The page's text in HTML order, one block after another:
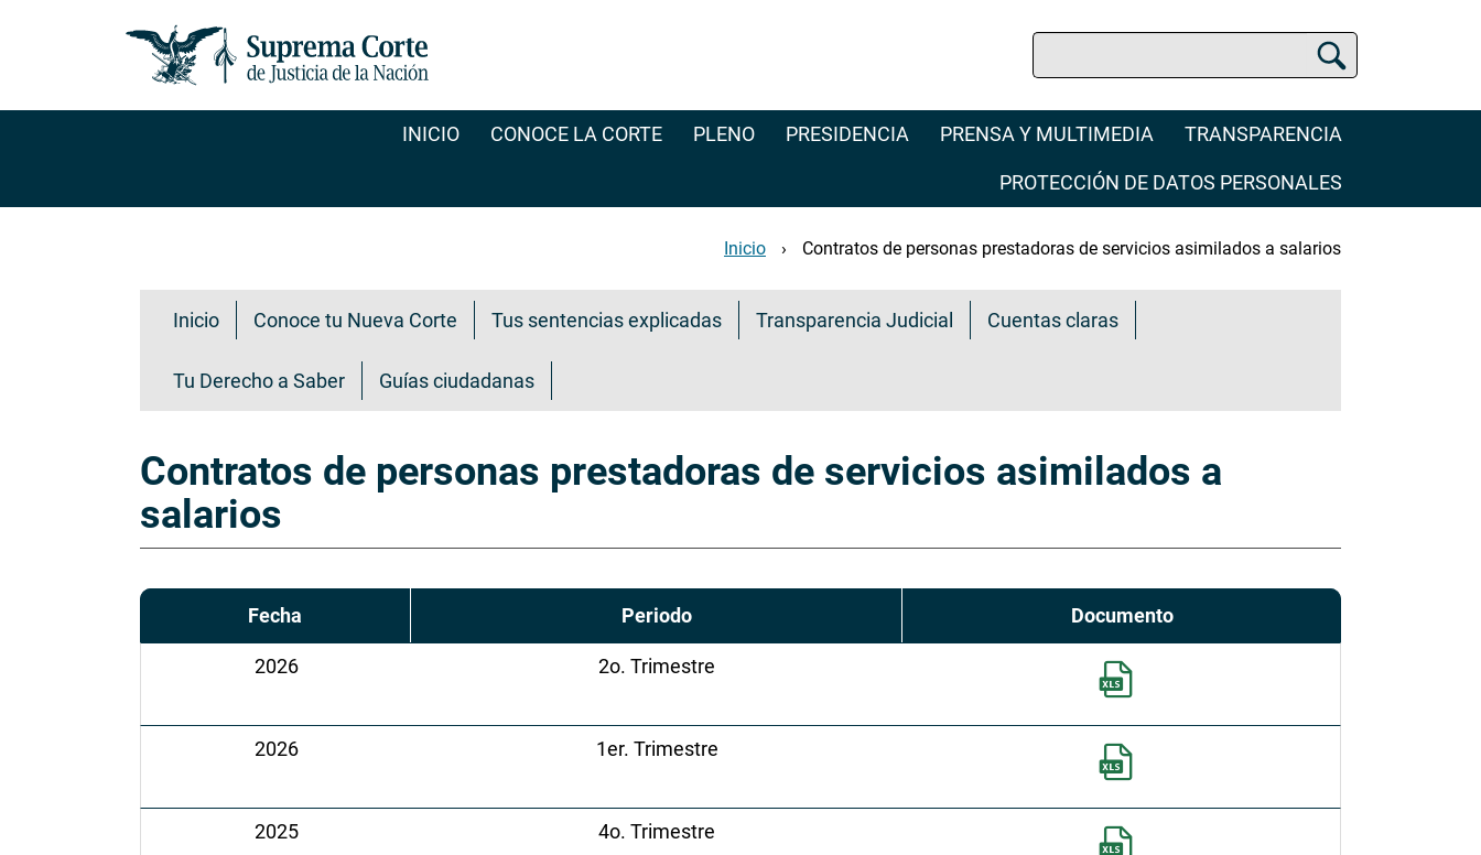
INICIO CONOCE LA CORTE PLENO PRESIDENCIA PRENSA Y MULTIMEDIA TRANSPARENCIA
PROTECCIÓN DE DATOS PERSONALES
Inicio Contratos de personas prestadoras de servicios asimilados a salarios
Transparencia ciudadana
Inicio Conoce tu Nueva Corte Tus sentencias explicadas Transparencia Judicial Cuentas claras
Tu Derecho a Saber Guías ciudadanas
Contratos de personas prestadoras de servicios asimilados a
salarios
Fecha Periodo Documento
2026 2o. Trimestre
2026 1er. Trimestre
2025 4o. Trimestre